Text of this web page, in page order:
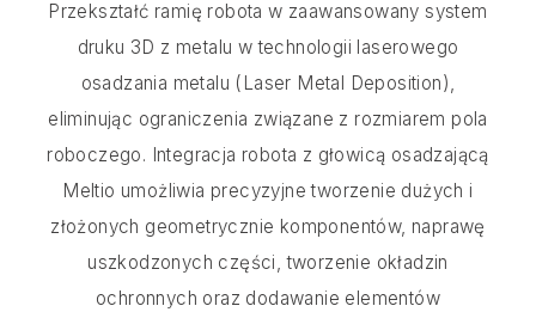
Przekształć ramię robota w zaawansowany system
druku 3D z metalu w technologii laserowego
osadzania metalu (Laser Metal Deposition),
eliminując ograniczenia związane z rozmiarem pola
roboczego. Integracja robota z głowicą osadzającą
Meltio umożliwia precyzyjne tworzenie dużych i
złożonych geometrycznie komponentów, naprawę
uszkodzonych części, tworzenie okładzin
ochronnych oraz dodawanie elementów